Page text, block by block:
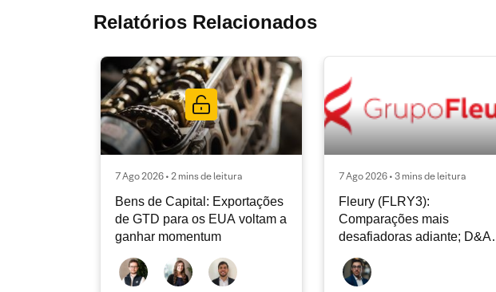
Relatórios Relacionados
7 Ago 2026 • 2 mins de leitura
Bens de Capital: Exportações
de GTD para os EUA voltam a
ganhar momentum
7 Ago 2026 • 3 mins de leitura
Fleury (FLRY3):
Comparações mais
desafiadoras adiante; D&A
deve permanecer nos níveis
atuais